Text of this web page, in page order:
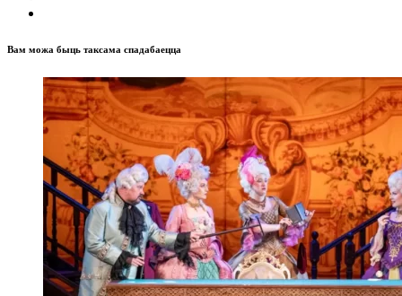
Вам можа быць таксама спадабаецца